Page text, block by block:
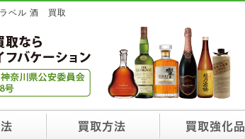
ベル 酒 買取
買取方法 買取強化品